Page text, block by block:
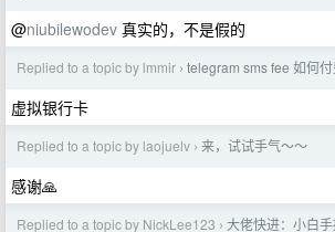
@niubilewodev 真实的，不是假的
Replied to a topic by lmmir › telegram sms fee 如何付
虚拟银行卡
Replied to a topic by laojuelv › 来，试试手气～～
感谢🙏
Replied to a topic by NickLee123 › 大佬快进：小白